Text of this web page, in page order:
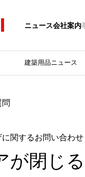
ニュース会社案内
建築用品ニュース
に関するお問い合わ
が閉じ